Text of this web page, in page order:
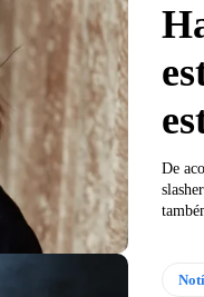
De